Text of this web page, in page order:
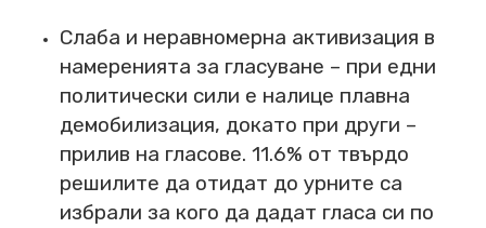
Слаба и неравномерна активизация в
намеренията за гласуване – при едни
политически сили е налице плавна
демобилизация, докато при други –
прилив на гласове. 11.6% от твърдо
решилите да отидат до урните са
избрали за кого да дадат гласа си по